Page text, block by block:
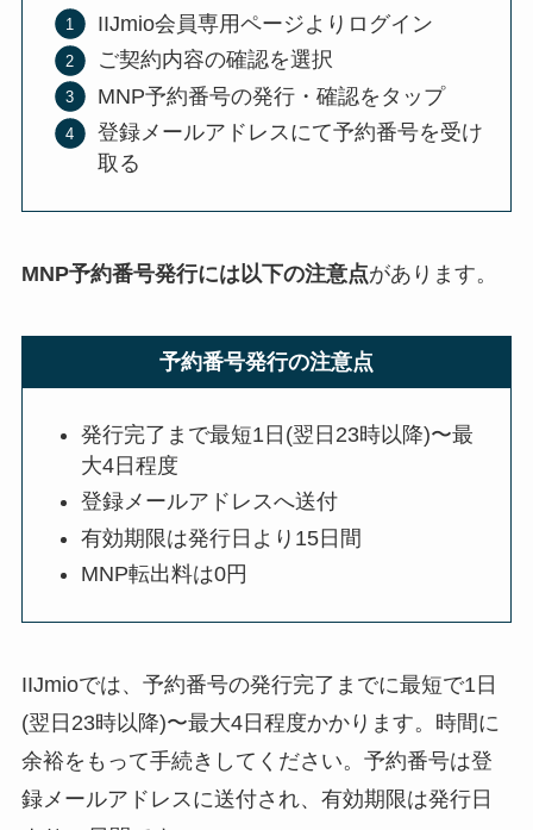
IIJmio会員専用ページよりログイン
ご契約内容の確認を選択
MNP予約番号の発行・確認をタップ
登録メールアドレスにて予約番号を受け
取る
MNP予約番号発行には以下の注意点があります。
予約番号発行の注意点
発行完了まで最短1日(翌日23時以降)〜最
大4日程度
登録メールアドレスへ送付
有効期限は発行日より15日間
MNP転出料は0円
IIJmioでは、予約番号の発行完了までに最短で1日
(翌日23時以降)〜最大4日程度かかります。時間に
余裕をもって手続きしてください。予約番号は登
録メールアドレスに送付され、有効期限は発行日